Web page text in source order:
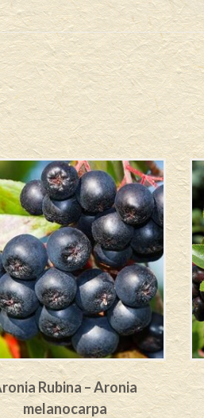
Rubina – Aronia
melanocarpa